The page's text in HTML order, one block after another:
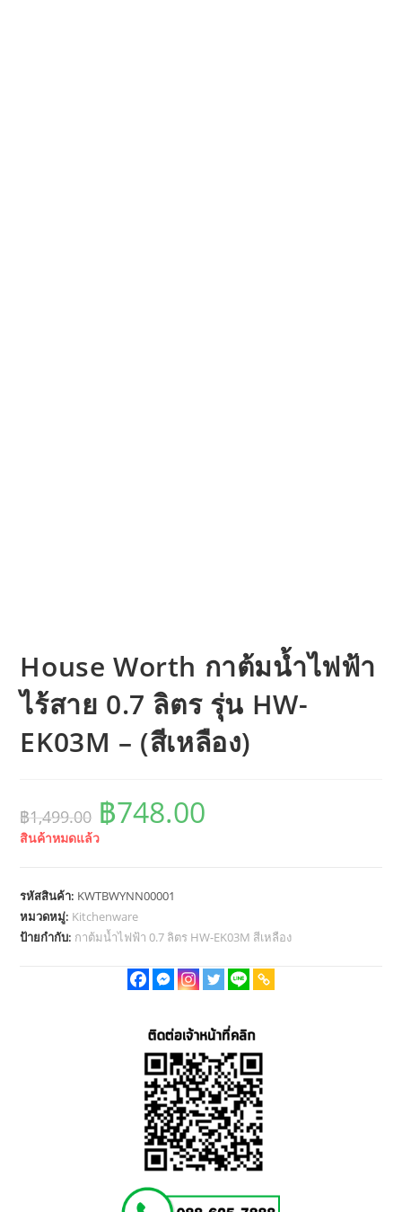
House Worth กาต้มน้ำไฟฟ้า
ไร้สาย 0.7 ลิตร รุ่น HW-
EK03M – (สีเหลือง)
฿1,499.00 Original
price
฿1,499.00.
฿748.00
สินค้าหมดแล้ว
รหัสสินค้า: KWTBWYNN00001
หมวดหมู่: Kitchenware
ป้ายกำกับ: กาต้มน้ำไฟฟ้า 0.7 ลิตร HW-EK03M สีเหลือง